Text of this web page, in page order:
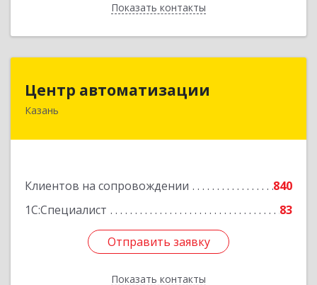
Показать контакты
Назад
Центр автоматизации
Казань
Клиентов на сопровождении
840
1С:Специалист
83
Отправить заявку
Показать контакты
420133, Татарстан Респ, Казань г, Ямашева пр-
Отправить заявку
Назад